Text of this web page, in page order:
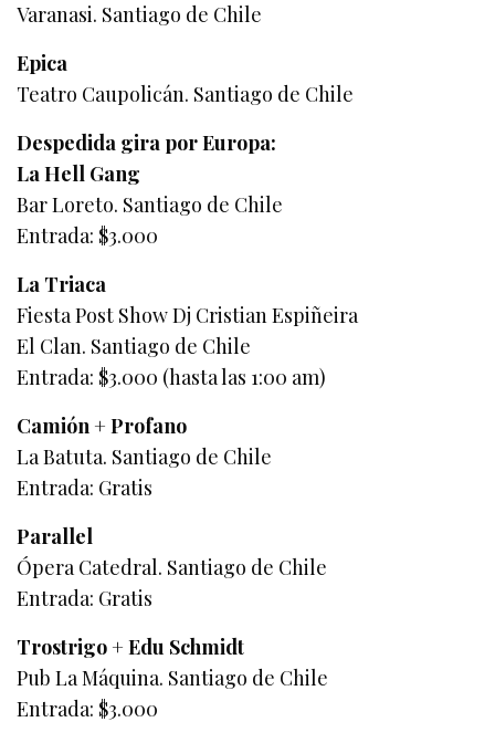
Varanasi. Santiago de Chile
Epica
Teatro Caupolicán. Santiago de Chile
Despedida gira por Europa:
La Hell Gang
Bar Loreto. Santiago de Chile
Entrada: $3.000
La Triaca
Fiesta Post Show Dj Cristian Espiñeira
El Clan. Santiago de Chile
Entrada: $3.000 (hasta las 1:00 am)
Camión + Profano
La Batuta. Santiago de Chile
Entrada: Gratis
Parallel
Ópera Catedral. Santiago de Chile
Entrada: Gratis
Trostrigo + Edu Schmidt
Pub La Máquina. Santiago de Chile
Entrada: $3.000